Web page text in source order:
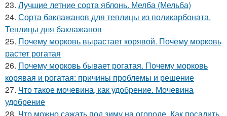
23. Лучшие летние сорта яблонь. Мелба (Мельба)
24. Сорта баклажанов для теплицы из поликарбоната.
Теплицы для баклажанов
25. Почему морковь вырастает корявой. Почему морковь
растет рогатая
26. Почему морковь бывает рогатая. Почему морковь
корявая и рогатая: причины проблемы и решение
27. Что такое мочевина, как удобрение. Мочевина
удобрение